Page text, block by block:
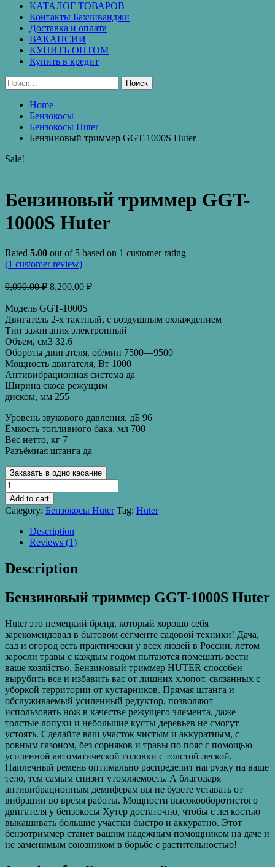
КАТАЛОГ ТОВАРОВ
Контакты Бахчиванджи
Доставка и оплата
ВАКАНСИИ
КУПИТЬ ОПТОМ
Купить в кредит
Найти:
Home
Бензокосы
Бензокосы Huter
Бензиновый триммер GGT-1000S Huter
Sale!
Бензиновый триммер GGT-
1000S Huter
Rated 5.00 out of 5 based on 1 customer rating
(1 customer review)
9,090.00₽ 8,200.00 ₽
Модель GGT-1000S
Двигатель 2-х тактный, с воздушным охлаждением
Тип зажигания электронный
Объем, см3 32.6
Обороты двигателя, об/мин 7500—9500
Мощность двигателя, Вт 1000
Антивибрационная система да
Ширина скоса режущим
диском, мм 255
Уровень звукового давления, дБ 96
Ёмкость топливного бака, мл 700
Вес нетто, кг 7
Разъёмная штанга да
Заказать в одно касание
Бензиновый
триммер
GGT-
1000S
Huter
quantity
Add to cart
Category: Бензокосы Huter Tag: Huter
Description
Reviews (1)
Description
Бензиновый триммер GGT-1000S Huter
Huter это немецкий бренд, который хорошо себя
зарекомендовал в бытовом сегменте садовой техники! Дача,
сад и огород есть практически у всех людей в России, летом
заросли травы с каждым годом пытаются помешать вести
ваше хозяйство. Бензиновый триммер HUTER способен
вырубить все и избавить вас от лишних хлопот, связанных с
уборкой территории от кустарников. Прямая штанга и
обслуживаемый усиленный редуктор, позволяют
использовать нож в качестве режущего элемента, даже
толстые лопухи и небольшие кусты деревьев не смогут
устоять. Сделайте ваш участок чистым и аккуратным, с
ровным газоном, без сорняков и травы по пояс с помощью
усиленной автоматической головки с толстой леской.
Наплечный ремень оптимально распределит нагрузку на ваше
тело, тем самым снизит утомляемость. А благодаря
антивибрационным демпферам вы не будете уставать от
вибрации во время работы. Мощности высокооборотистого
двигателя у бензокосы Хутер достаточно, чтобы с легкостью
выкашивать большие участки быстро и аккуратно. Этот
бензотриммер станет вашим надежным помощником на даче и
не заменимым союзником в борьбе с растительностью!